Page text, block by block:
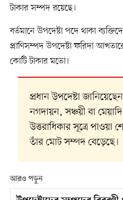
টাকার সম্পদ রয়েছে।
বর্তমানে উপদেষ্টা পদে থাকা
প্রাণিসম্পদ উপদেষ্টা ফরিদা
কোটি টাকার মতো।
প্রধান উপদেষ্টা
নগদায়ন, সঞ্চয়ী বা
উত্তরাধিকার সূত্রে পাওয়া
তাঁর মোট সম্পদ বেড়েছে।
আরও পড়ুন